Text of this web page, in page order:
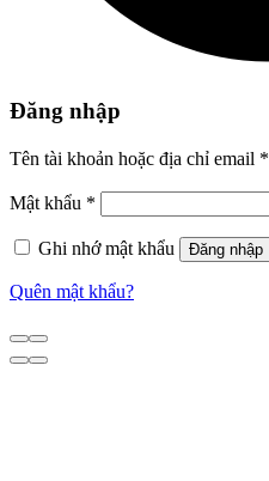
Đăng nhập
Tên tài khoản hoặc địa chỉ email *
Mật khẩu *
Ghi nhớ mật khẩu Đăng nhập
Quên mật khẩu?